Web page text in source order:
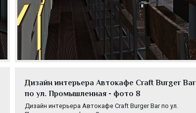
Дизайн интерьера Автокафе Craft Burger Bar
по ул. Промышленная - фото 8
Дизайн интерьера Автокафе Craft Burger Bar по ул.